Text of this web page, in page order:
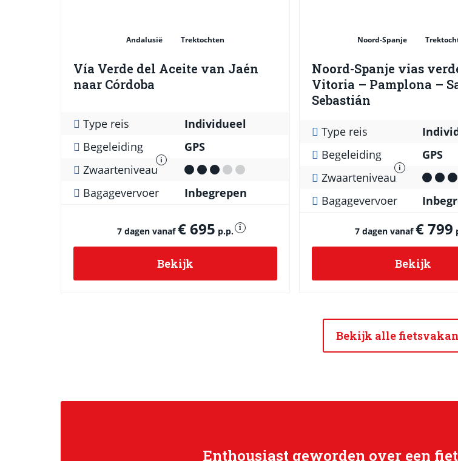
Andalusië Trektochten
Vía Verde del Aceite van Jaén
naar Córdoba
Type reis
Individueel
Begeleiding
GPS
Zwaarteniveau
i
Bagagevervoer Inbegrepen
7 dagen vanaf€ 695 p.p. i
Bekijk
Noord-Spanje
Noord-Spanje vias
Vitoria – Pamplona –
Sebastián
Type reis
Begeleiding
GPS
Zwaarteniveau
i
Bagagevervoer
7 dagen vanaf€ 799
Bekijk
Bekijk alle
Enthousiast geworden over een